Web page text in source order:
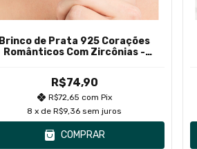
Brinco de Prata 925 Corações
Românticos Com Zircônias -
R$74,90
R$72,65 com Pix
8 x deR$9,36 sem juros
COMPRAR